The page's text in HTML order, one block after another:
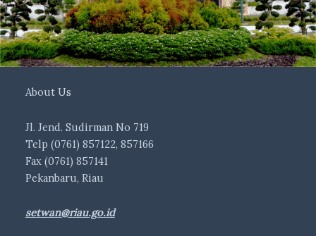
About Us
Jl. Jend. Sudirman No 719
Telp (0761) 857122, 857166
Fax (0761) 857141
Pekanbaru, Riau
setwan@riau.go.id